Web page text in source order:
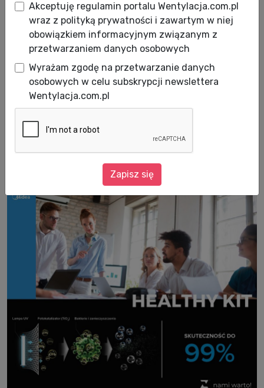
Najlepszy dla szpitali, siłowni i
biur - Healthy Kit od Midea
Data publikacji: 19.02.2021
Healthy Kit to idealne rozwiązanie
zapewniające czyste i zdrowe powietrze w
pomieszczeniu. Likwiduje 99% wirusów i
bakterii. Działanie potwierdzone Certyfikatem
CB, CE oraz RoHS.
Akceptuję regulamin portalu Wentylacja.com.pl
wraz z polityką prywatności i zawartym w niej
obowiązkiem informacyjnym związanym z
przetwarzaniem danych osobowych
Wyrażam zgodę na przetwarzanie danych
osobowych w celu subskrypcji newslettera
Wentylacja.com.pl
Zapisz się